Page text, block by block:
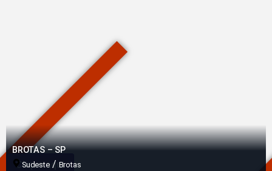
Clique aqui
BROTAS – SP
Sudeste / Brotas